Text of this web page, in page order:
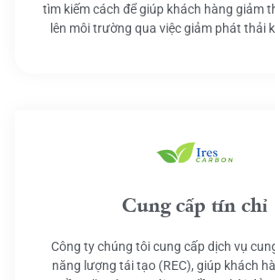
tìm kiếm cách để giúp khách hàng giảm
lên môi trường qua việc giảm phát thải
Cung cấp tín chỉ
Công ty chúng tôi cung cấp dịch vụ
năng lượng tái tạo (REC), giúp khách